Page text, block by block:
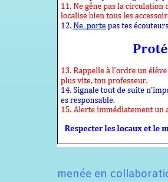
menée en